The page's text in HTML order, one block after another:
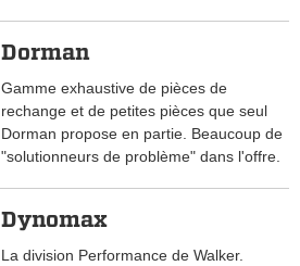
Dorman
Gamme exhaustive de pièces de
rechange et de petites pièces que seul
Dorman propose en partie. Beaucoup de
"solutionneurs de problème" dans l'offre.
Dynomax
La division Performance de Walker.